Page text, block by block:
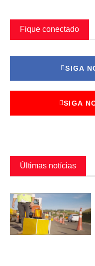
Fique conectado
SIGA
SIGA
Últimas notícias